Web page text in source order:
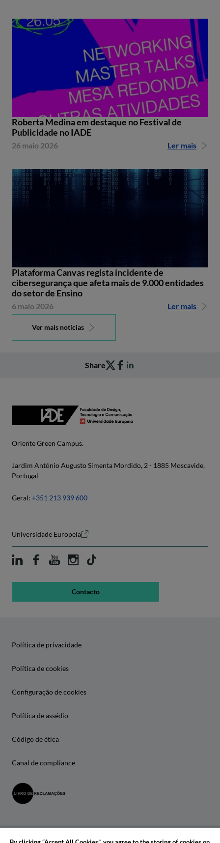
Roberta Medina em destaque no Festival de
Publicidade no IADE
26 maio 2026 Ler mais
Plataforma Canvas regista incidente de
cibersegurança que afeta mais de 9.000 entidades
do setor de Ensino
6 maio 2026 Ler mais
Ver mais notícias
Share
Oriente Green Campus.
Jardim António Augusto Simenta Mordido, 2 - 1885 Moscavide,
Portugal
Geral: +351 213 939 600
Universidade Europeia
Contacto
Política de privacidade
Política de cookies
Configuração de cookies
Política de assédio
Código de ética
Canal de compliance